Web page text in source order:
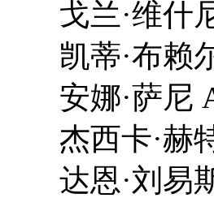
维什尼奇
布赖尔
萨尼
·赫特
刘易斯